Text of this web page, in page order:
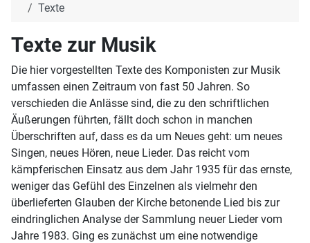
Texte
Texte zur Musik
Die hier vorgestellten Texte des Komponisten zur Musik
umfassen einen Zeitraum von fast 50 Jahren. So
verschieden die Anlässe sind, die zu den schriftlichen
Äußerungen führten, fällt doch schon in manchen
Überschriften auf, dass es da um Neues geht: um neues
Singen, neues Hören, neue Lieder. Das reicht vom
kämpferischen Einsatz aus dem Jahr 1935 für das ernste,
weniger das Gefühl des Einzelnen als vielmehr den
überlieferten Glauben der Kirche betonende Lied bis zur
eindringlichen Analyse der Sammlung neuer Lieder vom
Jahre 1983. Ging es zunächst um eine notwendige